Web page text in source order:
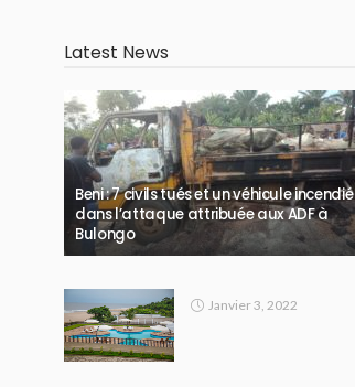
Latest News
Beni : 7 civils tués et un véhicule incendié
dans l’attaque attribuée aux ADF à
Bulongo
Janvier 3, 2022